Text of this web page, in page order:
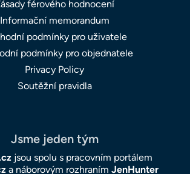
férového hodnocení
Informační memorandum
podmínky pro uživatele
podmínky pro objednatele
Privacy Policy
Soutěžní pravidla
Jsme jeden tým
jsou spolu s pracovním portálem
a náborovým rozhraním JenHunter